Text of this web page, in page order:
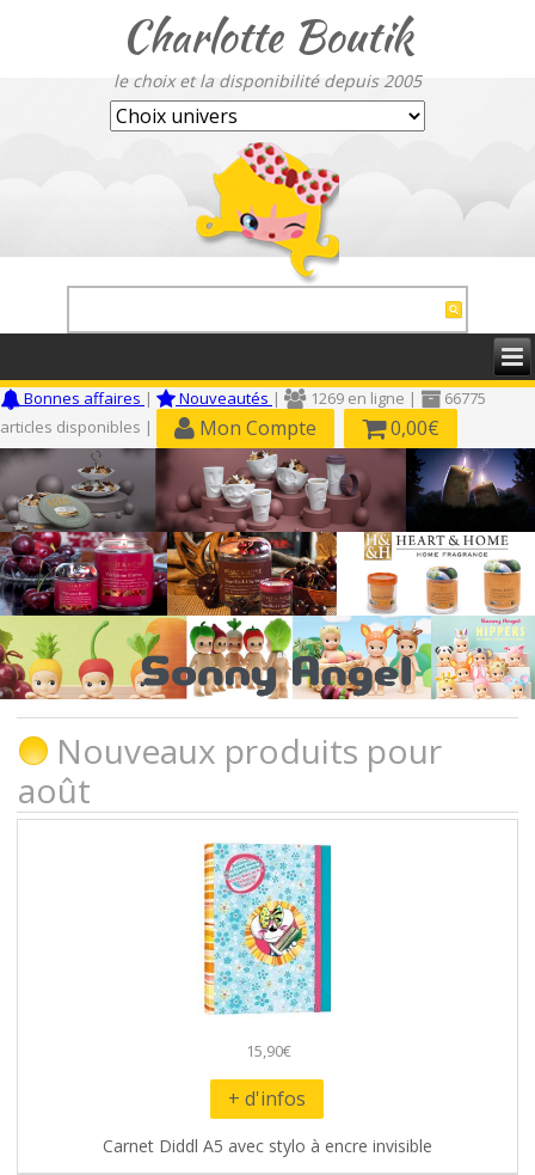
Charlotte Boutik
le choix et la disponibilité depuis 2005
Bonnes affaires | Nouveautés | 1269 en ligne |
66775
articles disponibles |
Mon Compte 0,00€
Nouveaux produits pour
août
15,90€
+ d'infos
Carnet Diddl A5 avec stylo à encre invisible